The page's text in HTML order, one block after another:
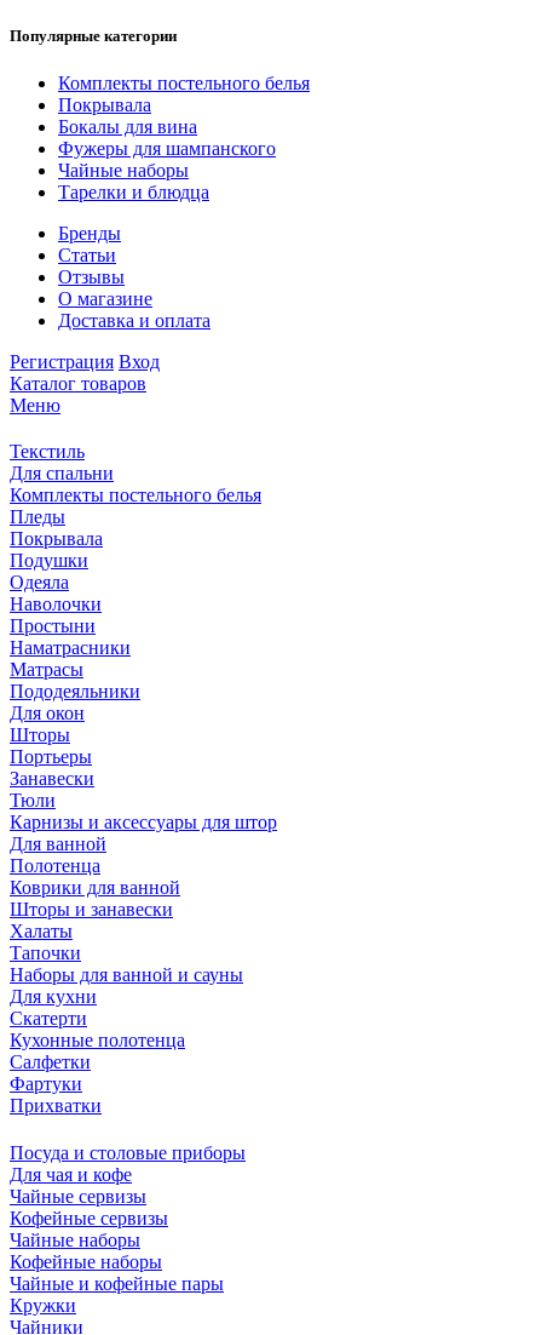
Популярные категории
Комплекты постельного белья
Покрывала
Бокалы для вина
Фужеры для шампанского
Чайные наборы
Тарелки и блюдца
Бренды
Статьи
Отзывы
О магазине
Доставка и оплата
Регистрация Вход
Каталог товаров
Меню
Текстиль
Для спальни
Комплекты постельного белья
Пледы
Покрывала
Подушки
Одеяла
Наволочки
Простыни
Наматрасники
Матрасы
Пододеяльники
Для окон
Шторы
Портьеры
Занавески
Тюли
Карнизы и аксессуары для штор
Для ванной
Полотенца
Коврики для ванной
Шторы и занавески
Халаты
Тапочки
Наборы для ванной и сауны
Для кухни
Скатерти
Кухонные полотенца
Салфетки
Фартуки
Прихватки
Посуда и столовые приборы
Для чая и кофе
Чайные сервизы
Кофейные сервизы
Чайные наборы
Кофейные наборы
Чайные и кофейные пары
Кружки
Чайники